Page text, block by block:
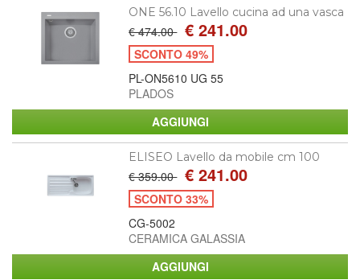
ONE 56.10 Lavello cucina ad una vasca
€ 474.00 € 241.00
SCONTO 49%
PL-ON5610 UG 55
PLADOS
ELISEO Lavello da mobile cm 100
€ 359.00 € 241.00
SCONTO 33%
CG-5002
CERAMICA GALASSIA